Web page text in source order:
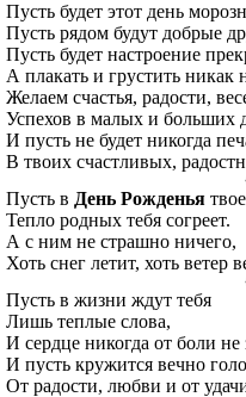
Пусть будет этот день
Пусть рядом будут добрые
Пусть будет настроение
А плакать и грустить никак
Желаем счастья, радости,
Успехов в малых и больших
И пусть не будет никогда
В твоих счастливых,
Пусть в День Рожденья
Тепло родных тебя согреет.
А с ним не страшно ничего,
Хоть снег летит, хоть ветер
Пусть в жизни ждут тебя
Лишь теплые слова,
И сердце никогда от боли не
И пусть кружится вечно
От радости, любви и от